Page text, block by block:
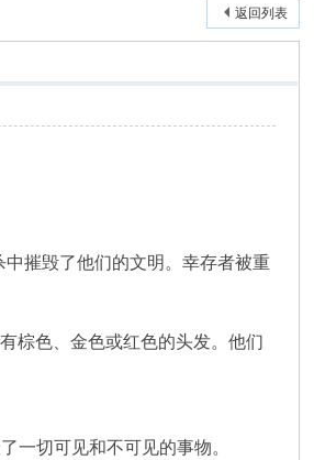
返回列表
摧毁了他们的文明。幸存者被重
棕色、金色或红色的头发。他们
一切可见和不可见的事物。